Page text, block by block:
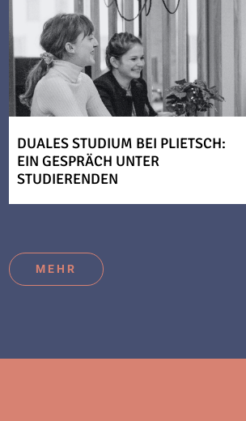
DUALES STUDIUM BEI PLIETSCH:
EIN GESPRÄCH UNTER
STUDIERENDEN
MEHR